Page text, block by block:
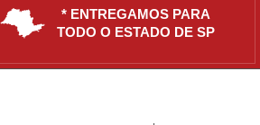
* ENTREGAMOS PARA
TODO O ESTADO DE SP